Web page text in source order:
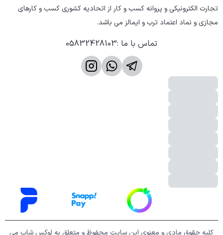
مجازی و نماد اعتماد ترب و ایمالز می باشد.
تماس با ما :
05832428103
کلیه حقوق مادی و معنوی این سایت محفوظ و متعلق به لوکس شاپ می